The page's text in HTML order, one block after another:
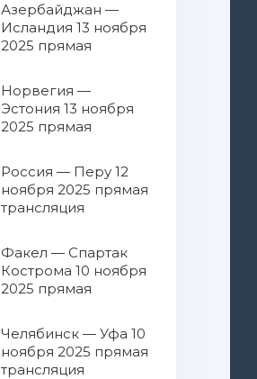
Азербайджан —
Исландия 13 ноября
2025 прямая
Норвегия —
Эстония 13 ноября
2025 прямая
Россия — Перу 12
ноября 2025 прямая
трансляция
Факел — Спартак
Кострома 10 ноября
2025 прямая
Челябинск — Уфа 10
ноября 2025 прямая
трансляция